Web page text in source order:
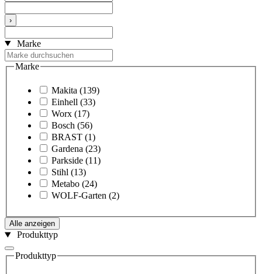
›
Marke
Marke
Makita (139)
Einhell (33)
Worx (17)
Bosch (56)
BRAST (1)
Gardena (23)
Parkside (11)
Stihl (13)
Metabo (24)
WOLF-Garten (2)
Alle anzeigen
Produkttyp
Produkttyp